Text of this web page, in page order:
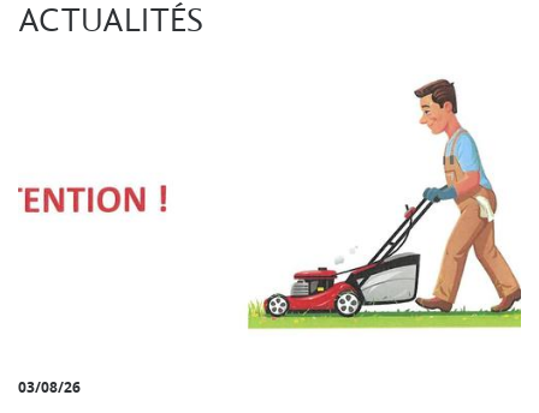
ACTUALITÉS
03/08/26